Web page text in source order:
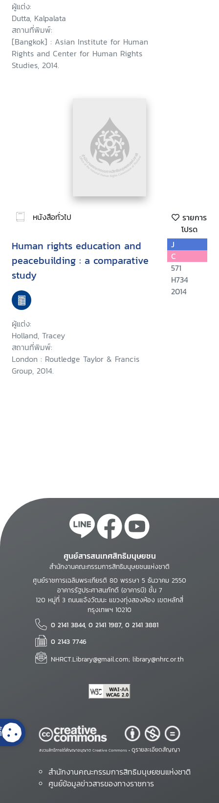
ผู้แต่ง:
Dutta, Kalpalata
สถานที่พิมพ์:
[Bangkok] : Asian Institute for Human
Rights and Center for Human Rights
Studies, 2014.
หนังสือทั่วไป
รายการ
โปรด
Human rights education and
peacebuilding : a comparative
study
ผู้แต่ง:
Holland, Tracey
สถานที่พิมพ์:
London : Routledge Taylor & Francis
Group, 2014.
J
C
571
H734
2014
ศูนย์สารสนเทศสิทธิมนุษยชน
สำนักงานคณะกรรมการสิทธิมนุษยชนแห่งชาติ
ศูนย์ราชการเฉลิมพระเกียรติ 80 พรรษา 5 ธันวาคม 2550
อาคารรัฐประศาสนภักดี (อาคารบี) ชั้น 7
120 หมู่ที่ 3 ถนนแจ้งวัฒนะ แขวงทุ่งสองห้อง เขตหลักสี่
กรุงเทพฯ 10210
0 2141 3844, 0 2141 1987, 0 2141 3881
0 2143 7746
NHRCT.Library@gmail.com; library@nhrc.or.th
สงวนสิทธิ์ภายใต้สัญญาอนุญาต Creative Commons • ดูรายละเอียดสัญญา
สำนักงานคณะกรรมการสิทธิมนุษยชนแห่งชาติ
ศูนย์ข้อมูลข่าวสารของทางราชการ